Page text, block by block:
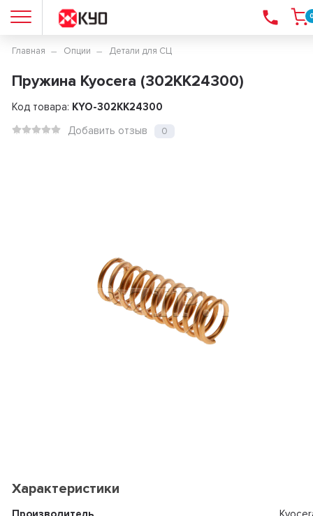
Главная Опции Детали для СЦ
Пружина Kyocera (302KK24300)
Код товара: KYO-302KK24300
Добавить отзыв
0
Характеристики